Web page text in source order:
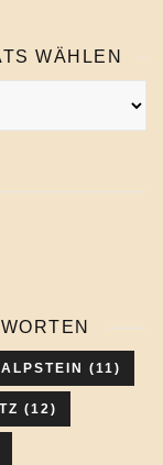
WÄHLEN
ALPSTEIN (11)
(12)